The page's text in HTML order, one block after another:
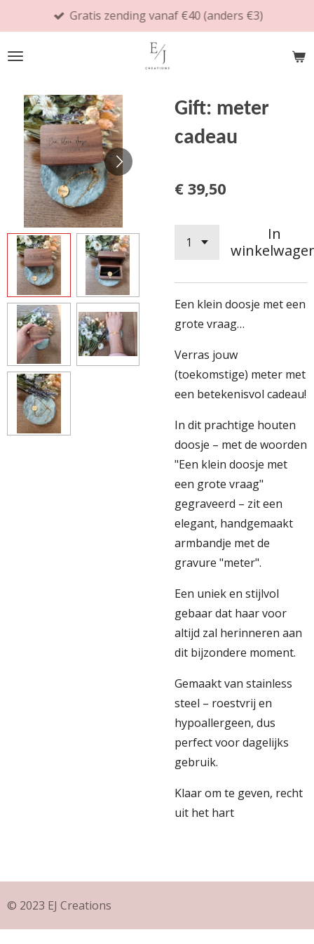
direct
naar
hoofdinhoud
Gratis zending vanaf €40 (anders €3)
Gift: meter
cadeau
€ 39,50
In
Een klein doosje met een
grote vraag…
Verras jouw
(toekomstige) meter met
een betekenisvol cadeau!
In dit prachtige houten
doosje – met de woorden
"Een klein doosje met
een grote vraag"
gegraveerd – zit een
elegant, handgemaakt
armbandje met de
gravure "meter".
Een uniek en stijlvol
gebaar dat haar voor
altijd zal herinneren aan
dit bijzondere moment.
Gemaakt van stainless
steel – roestvrij en
hypoallergeen, dus
perfect voor dagelijks
gebruik.
Klaar om te geven, recht
uit het hart
© 2023 EJ Creations